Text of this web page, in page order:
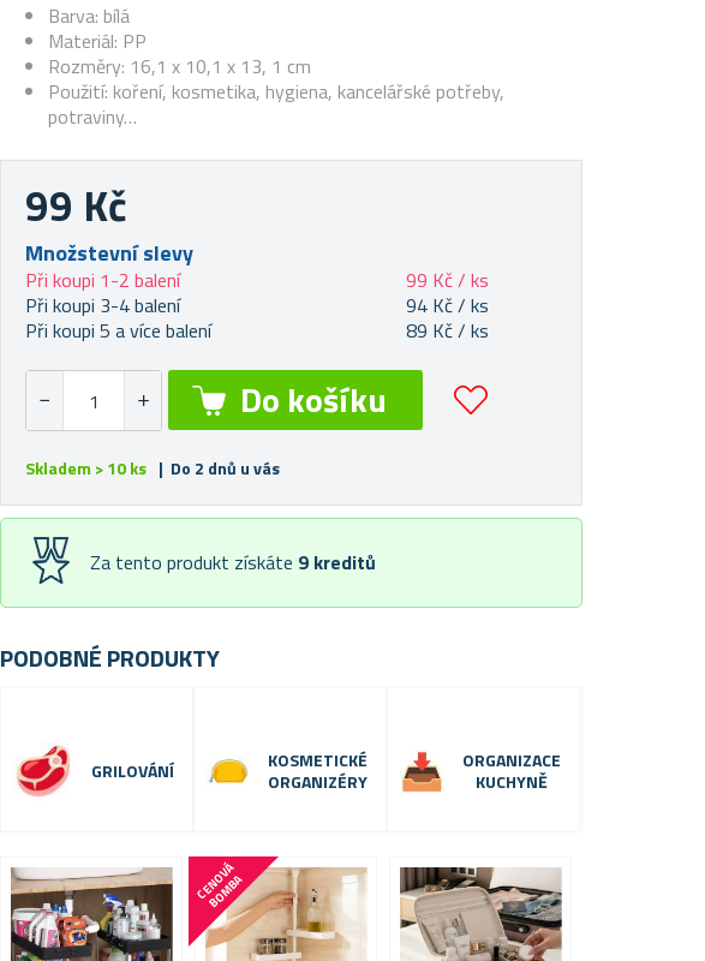
Barva: bílá
Materiál: PP
Rozměry: 16,1 x 10,1 x 13, 1 cm
Použití: koření, kosmetika, hygiena, kancelářské potřeby,
potraviny…
99 Kč
Množstevní slevy
Při koupi 1-2 balení
99 Kč / ks
Při koupi 3-4 balení
94 Kč / ks
Při koupi 5 a více balení
89 Kč / ks
Skladem > 10 ks | Do 2 dnů u vás
Za tento produkt získáte 9 kreditů
PODOBNÉ PRODUKTY
GRILOVÁNÍ
KOSMETICKÉ
ORGANIZÉRY
ORGANIZACE
KUCHYNĚ
C
E
N
O
V
Á
B
O
M
B
A